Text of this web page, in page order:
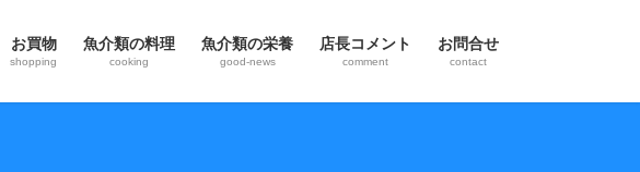
お買物
shopping
魚介類の料理
cooking
魚介類の栄養
good-news
店長コメント
comment
お問合せ
contact